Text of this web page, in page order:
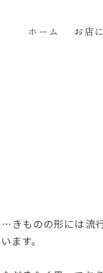
ホーム お店
ものの形には流
ます。